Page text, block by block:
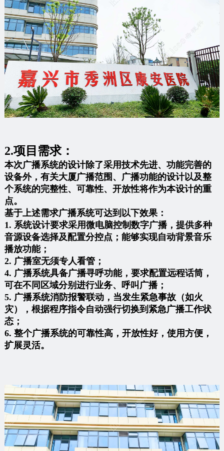
2.项目需求：
本次广播系统的设计除了采用技术先进、功能完善的
设备外，有关大厦广播范围、广播功能的设计以及整
个系统的完整性、可靠性、开放性将作为本设计的重
点。
基于上述需求广播系统可达到以下效果：
1. 系统设计要求采用微电脑控制数字广播，提供多种
音源设备选择及配置分控点；能够实现自动背景音乐
播放功能；
2. 广播室无须专人看管；
4. 广播系统具备广播寻呼功能，要求配置远程话筒，
可在不同区域分别进行业务、呼叫广播；
5. 广播系统消防报警联动，当发生紧急事故（如火
灾），根据程序指令自动强行切换到紧急广播工作状
态；
6. 整个广播系统的可靠性高，开放性好，使用方便，
扩展灵活。